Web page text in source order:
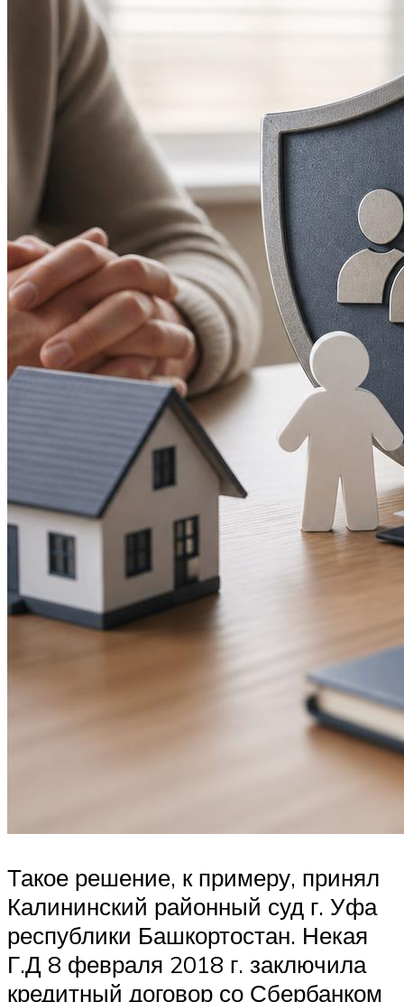
Такое решение, к примеру, принял
Калининский районный суд г. Уфа
республики Башкортостан. Некая
Г.Д 8 февраля 2018 г. заключила
кредитный договор со Сбербанком